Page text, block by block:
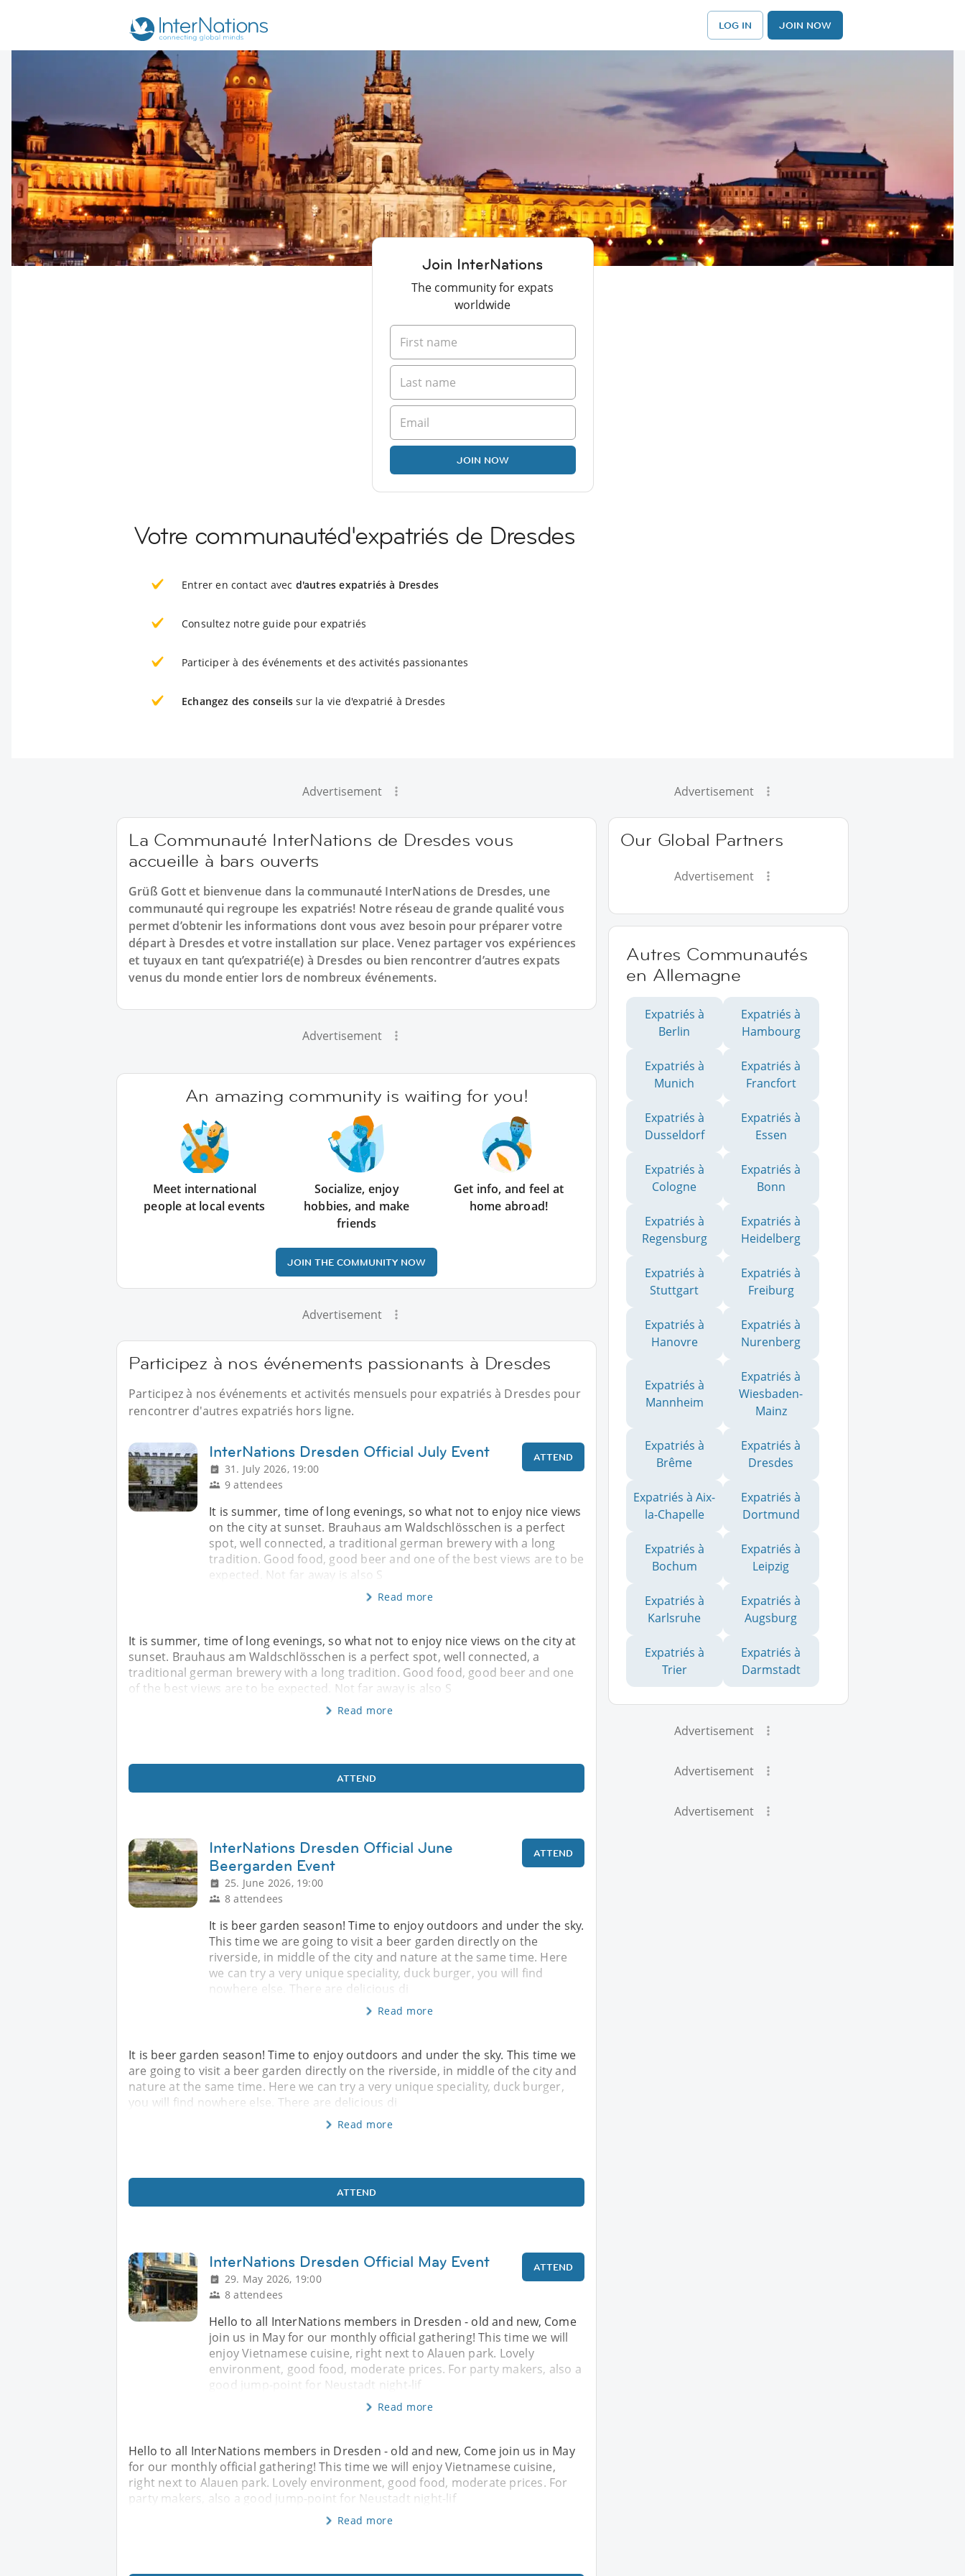
LOG IN JOIN NOW
Join InterNations
The community for expats
worldwide
JOIN NOW
Votre communautéd'expatriés de Dresdes
Entrer en contact avec d'autres expatriés à Dresdes
Consultez notre guide pour expatriés
Participer à des événements et des activités passionantes
Echangez des conseils sur la vie d'expatrié à Dresdes
Advertisement
La Communauté InterNations de Dresdes vous
accueille à bars ouverts
Grüß Gott et bienvenue dans la communauté InterNations de Dresdes, une
communauté qui regroupe les expatriés! Notre réseau de grande qualité vous
permet d’obtenir les informations dont vous avez besoin pour préparer votre
départ à Dresdes et votre installation sur place. Venez partager vos expériences
et tuyaux en tant qu’expatrié(e) à Dresdes ou bien rencontrer d’autres expats
venus du monde entier lors de nombreux événements.
Advertisement
An amazing community is waiting for you!
Meet international
people at local events
Socialize, enjoy
hobbies, and make
friends
Get info, and feel at
home abroad!
JOIN THE COMMUNITY NOW
Advertisement
Participez à nos événements passionants à Dresdes
Participez à nos événements et activités mensuels pour expatriés à Dresdes pour
rencontrer d'autres expatriés hors ligne.
InterNations Dresden Official July Event
31. July 2026, 19:00
9 attendees
ATTEND
It is summer, time of long evenings, so what not to enjoy nice views
on the city at sunset. Brauhaus am Waldschlösschen is a perfect
spot, well connected, a traditional german brewery with a long
tradition. Good food, good beer and one of the best views are to be
expected. Not far away is also S
Read more
It is summer, time of long evenings, so what not to enjoy nice views on the city at
sunset. Brauhaus am Waldschlösschen is a perfect spot, well connected, a
traditional german brewery with a long tradition. Good food, good beer and one
of the best views are to be expected. Not far away is also S
Read more
ATTEND
InterNations Dresden Official June
Beergarden Event
25. June 2026, 19:00
8 attendees
ATTEND
It is beer garden season! Time to enjoy outdoors and under the sky.
This time we are going to visit a beer garden directly on the
riverside, in middle of the city and nature at the same time. Here
we can try a very unique speciality, duck burger, you will find
nowhere else. There are delicious di
Read more
It is beer garden season! Time to enjoy outdoors and under the sky. This time we
are going to visit a beer garden directly on the riverside, in middle of the city and
nature at the same time. Here we can try a very unique speciality, duck burger,
you will find nowhere else. There are delicious di
Read more
ATTEND
InterNations Dresden Official May Event
29. May 2026, 19:00
8 attendees
ATTEND
Hello to all InterNations members in Dresden - old and new, Come
join us in May for our monthly official gathering! This time we will
enjoy Vietnamese cuisine, right next to Alauen park. Lovely
environment, good food, moderate prices. For party makers, also a
good jump-point for Neustadt night-lif
Read more
Hello to all InterNations members in Dresden - old and new, Come join us in May
for our monthly official gathering! This time we will enjoy Vietnamese cuisine,
right next to Alauen park. Lovely environment, good food, moderate prices. For
party makers, also a good jump-point for Neustadt night-lif
Read more
Advertisement
Our Global Partners
Advertisement
Autres Communautés
en Allemagne
Expatriés à
Berlin
Expatriés à
Hambourg
Expatriés à
Munich
Expatriés à
Francfort
Expatriés à
Dusseldorf
Expatriés à
Essen
Expatriés à
Cologne
Expatriés à
Bonn
Expatriés à
Regensburg
Expatriés à
Heidelberg
Expatriés à
Stuttgart
Expatriés à
Freiburg
Expatriés à
Hanovre
Expatriés à
Nurenberg
Expatriés à
Mannheim
Expatriés à
Wiesbaden-
Mainz
Expatriés à
Brême
Expatriés à
Dresdes
Expatriés à Aix-
la-Chapelle
Expatriés à
Dortmund
Expatriés à
Bochum
Expatriés à
Leipzig
Expatriés à
Karlsruhe
Expatriés à
Augsburg
Expatriés à
Trier
Expatriés à
Darmstadt
Advertisement
Advertisement
Advertisement